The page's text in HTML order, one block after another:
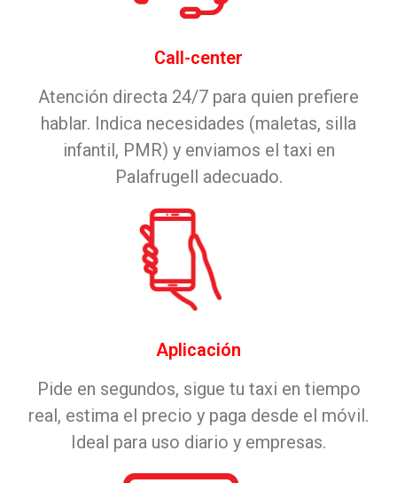
Call-center
Atención directa 24/7 para quien prefiere
hablar. Indica necesidades (maletas, silla
infantil, PMR) y enviamos el taxi en
Palafrugell adecuado.
Aplicación
Pide en segundos, sigue tu taxi en tiempo
real, estima el precio y paga desde el móvil.
Ideal para uso diario y empresas.